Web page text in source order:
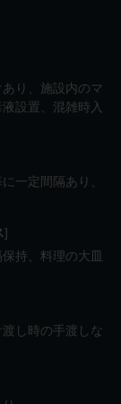
り
施設内のマ
設置
混雑時入
に一定間隔あり
]
持
料理の大皿
し時の手渡しな